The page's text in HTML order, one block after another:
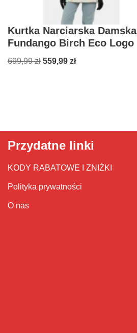
Kurtka Narciarska Damska
Fundango Birch Eco Logo
699,99zł 559,99 zł
Przydatne linki
KODY RABATOWE I ZNIŻKI
Polityka prywatności
O nas